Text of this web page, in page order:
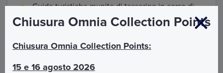
Guide turistiche munite di tesserino in corso di
validità
Come arrivare
Chiusura Omnia Collection Points
Chiusura Omnia Collection Points:
15 e 16 agosto 2026